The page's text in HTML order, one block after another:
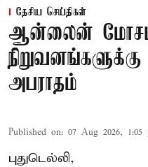
தேசிய செய்திகள்
ஆன்லைன்
அபராதம்
Published on: 07 Aug 2026, 1:05
புதுடெல்லி,